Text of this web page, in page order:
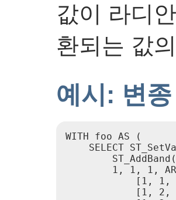
값이 라디
환되는 값
예시: 변
WITH foo AS (
SELECT
1, 1, 1,
[1, 1,
[1, 2,